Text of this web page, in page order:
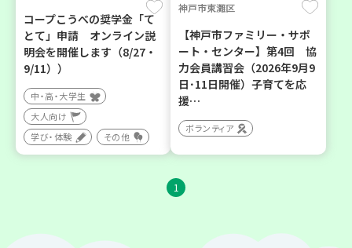
コープこうべの奨学金「て
とて」申請 オンライン説
明会を開催します（8/27・
9/11））
中・高・大学生
大人向け
学び・体験
その他
神戸市東灘区
【神戸市ファミリー・サポ
ート・センター】第4回 協
力会員講習会（2026年9月9
日･11日開催）子育てを応
援…
ボランティア
1